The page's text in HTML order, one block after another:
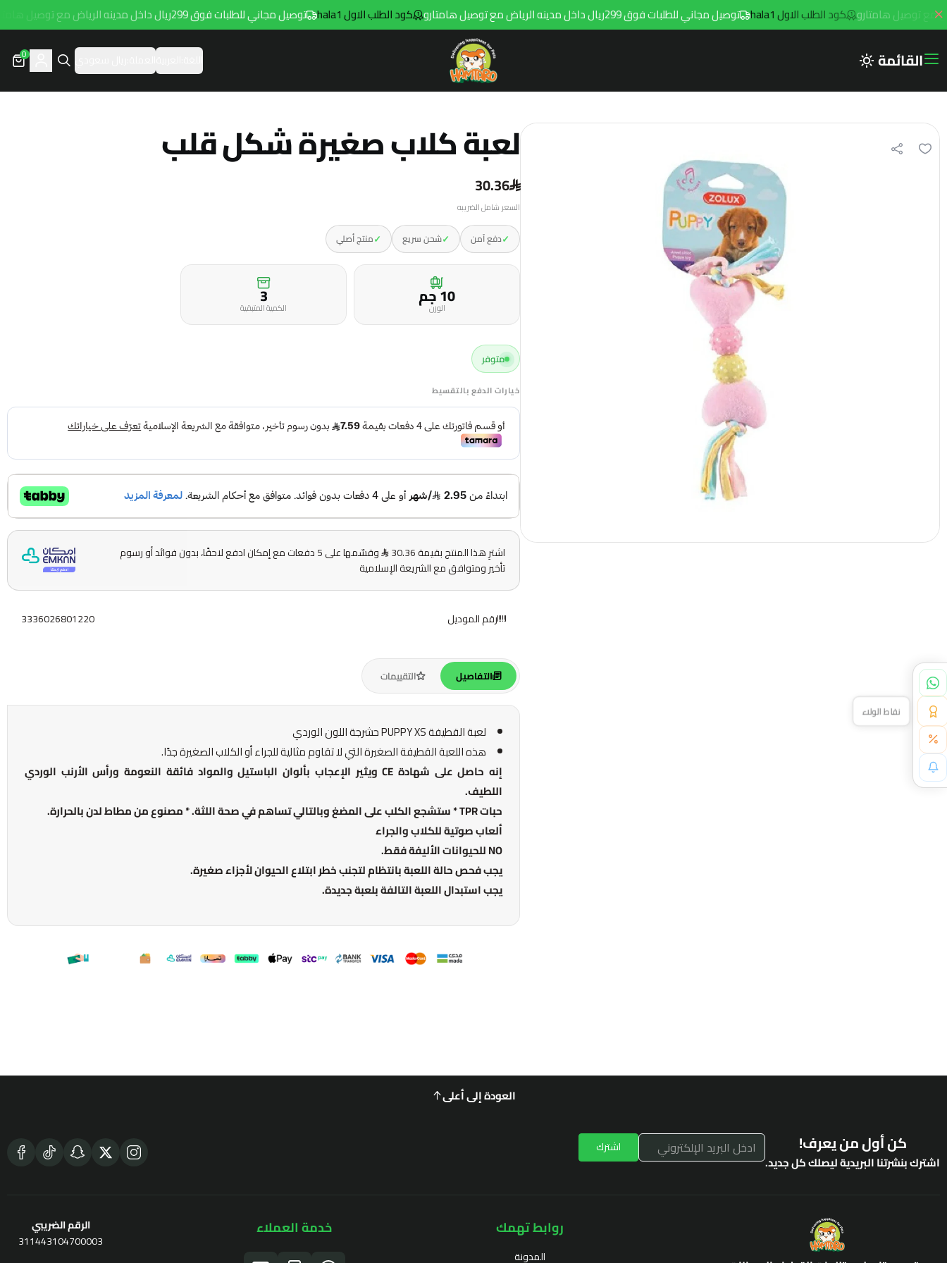
كود الطلب الاول hala1 توصيل مجاني للطلبات فوق 299ريال داخل مدينه الرياض مع توصيل هامتارو كود الطلب الاول hala1 توصيل مجاني للطلبات فوق 299ريال داخل مدينه الرياض مع توصيل هامتارو
القائمة Hamtaro
0
لعبة كلاب صغيرة شكل قلب
30.36
السعر شامل الضريبه
✓دفع آمن ✓شحن سريع ✓منتج أصلي
10 جمالوزن 3
الكمية المتبقية
متوفر
خيارات الدفع بالتقسيط
اشترِ هذا المنتج بقيمة 30.36
وقسّمها على 5 دفعات مع إمكان ادفع لاحقًا، بدون فوائد أو رسوم
تأخير ومتوافق مع الشريعة الإسلامية
رقم الموديل 3336026801220
التفاصيل التقييمات
لعبة القطيفة PUPPY XS حشرجة اللون الوردي
هذه اللعبة القطيفة الصغيرة التي لا تقاوم مثالية للجراء أو الكلاب الصغيرة جدًا.
إنه حاصل على شهادة CE ويثير الإعجاب بألوان الباستيل والمواد فائقة النعومة ورأس الأرنب الوردي
اللطيف.
حبات TPR * ستشجع الكلب على المضغ وبالتالي تساهم في صحة اللثة. * مصنوع من مطاط لدن بالحرارة.
ألعاب صوتية للكلاب والجراء
NO للحيوانات الأليفة فقط.
يجب فحص حالة اللعبة بانتظام لتجنب خطر ابتلاع الحيوان لأجزاء صغيرة.
يجب استبدال اللعبة التالفة بلعبة جديدة.
العودة إلى أعلى
كن أول من يعرف!
اشترك بنشرتنا البريدية ليصلك كل جديد.
اشترك
روابط تهمك
المدونة
خدمة العملاء
الرقم الضريبي
311443104700003
نقاط الولاء